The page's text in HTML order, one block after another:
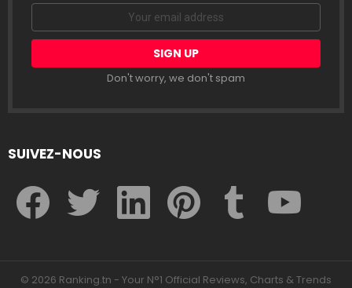
Email
Don't worry, we don't spam
SUIVEZ-NOUS
© 2026 Ranking.tn - Your N°1 Official Reviews, Charts & Trends